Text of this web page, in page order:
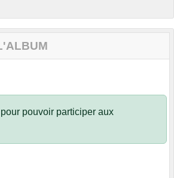
pour pouvoir participer aux